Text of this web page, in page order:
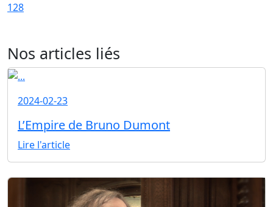
128
Nos articles liés
2024-02-23
L’Empire de Bruno Dumont
Lire l'article